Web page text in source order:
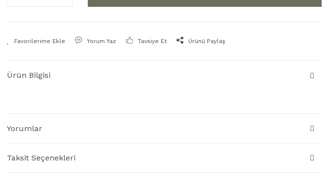
Yorum Yaz Tavsiye Et Ürünü Paylaş
Ürün Bilgisi
Yorumlar
Taksit Seçenekleri